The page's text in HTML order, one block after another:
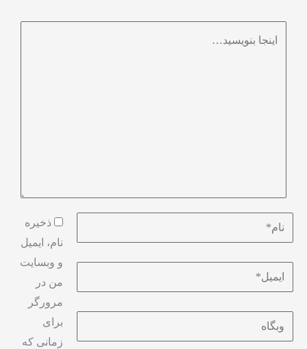
ذخیره
نام، ایمیل
و وبسایت
من در
مرورگر
برای
زمانی که